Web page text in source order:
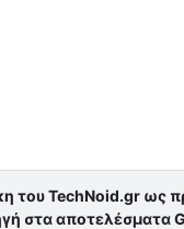
του TechNoid.gr ως
στα αποτελέσματα